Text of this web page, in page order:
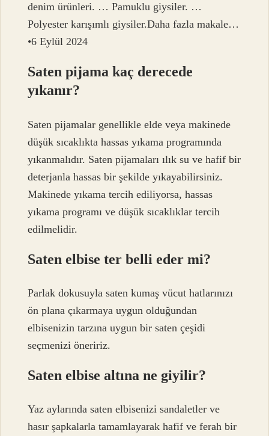
denim ürünleri. … Pamuklu giysiler. …
Polyester karışımlı giysiler.Daha fazla makale…
•6 Eylül 2024
Saten pijama kaç derecede
yıkanır?
Saten pijamalar genellikle elde veya makinede
düşük sıcaklıkta hassas yıkama programında
yıkanmalıdır. Saten pijamaları ılık su ve hafif bir
deterjanla hassas bir şekilde yıkayabilirsiniz.
Makinede yıkama tercih ediliyorsa, hassas
yıkama programı ve düşük sıcaklıklar tercih
edilmelidir.
Saten elbise ter belli eder mi?
Parlak dokusuyla saten kumaş vücut hatlarınızı
ön plana çıkarmaya uygun olduğundan
elbisenizin tarzına uygun bir saten çeşidi
seçmenizi öneririz.
Saten elbise altına ne giyilir?
Yaz aylarında saten elbisenizi sandaletler ve
hasır şapkalarla tamamlayarak hafif ve ferah bir